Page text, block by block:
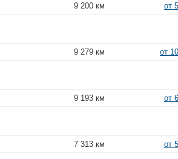
9 200 км от
9 279 км от
9 193 км от
7 313 км от